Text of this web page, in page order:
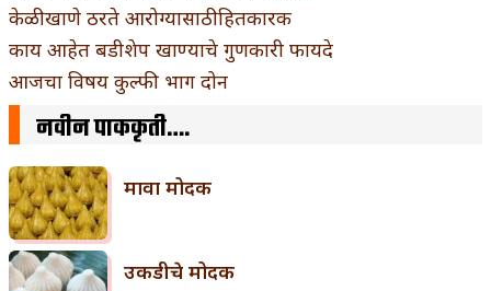
केळी खाणे ठरते आरोग्यासाठी हितकारक
काय आहेत बडीशेप खाण्याचे गुणकारी फायदे
आजचा विषय कुल्फी भाग दोन
नवीन पाककृती….
मावा मोदक
उकडीचे मोदक